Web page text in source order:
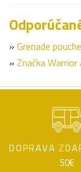
» Grenade
» Značka
DOPRAVA
50€